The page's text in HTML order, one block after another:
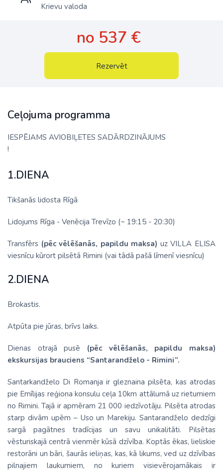
Ceļojuma programma
IESPĒJAMS AVIOBIĻETES SADĀRDZINĀJUMS
!
1.DIENA
Tikšanās lidosta Rīgā
Lidojums Rīga - Venēcija Trevīzo (~ 19:15 - 20:30)
Transfērs (pēc vēlēšanās, papildu maksa) uz VILLA ELISA
viesnīcu kūrort pilsētā Rimini (vai tādā pašā līmenī viesnīcu)
2.DIENA
Brokastis.
Atpūta pie jūras, brīvs laiks.
Dienas otrajā pusē (pēc vēlēšanās, papildu maksa)
ekskursijas brauciens “Santarandželo - Rimini”.
Santarkandželo Di Romanja ir gleznaina pilsēta, kas atrodas
pie Emīlijas reģiona konsulu ceļa 10km attālumā uz rietumiem
no Rimini. Tajā ir apmēram 21 000 iedzīvotāju. Pilsēta atrodas
starp divām upēm – Uso un Marekiju. Santarandželo dedzīgi
sargā pagātnes tradīcijas un savu unikalitāti. Pilsētas
vēsturiskajā centrā vienmēr kūsā dzīvība. Koptās ēkas, lieliskie
restorāni un bāri, šaurās ieliņas, kas, kā likums, ved uz dzīvības
pilnajiem laukumiem, no kuriem visievērojamākais ir
Krievu valoda
no 537 €
Rezervēt